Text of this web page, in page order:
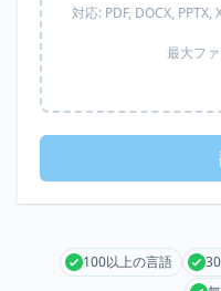
対応: PDF, DOCX, PPTX,
最大フ
100以上の言語